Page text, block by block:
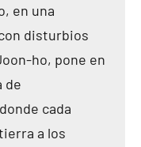
en una
disturbios
ho, pone en
de
cada
a los